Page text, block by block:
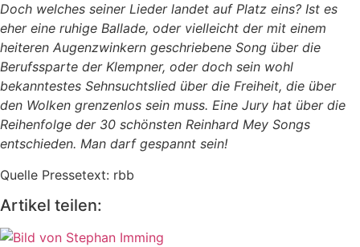
Doch welches seiner Lieder landet auf Platz eins? Ist es
eher eine ruhige Ballade, oder vielleicht der mit einem
heiteren Augenzwinkern geschriebene Song über die
Berufssparte der Klempner, oder doch sein wohl
bekanntestes Sehnsuchtslied über die Freiheit, die über
den Wolken grenzenlos sein muss. Eine Jury hat über die
Reihenfolge der 30 schönsten Reinhard Mey Songs
entschieden. Man darf gespannt sein!
Quelle Pressetext: rbb
Artikel teilen: